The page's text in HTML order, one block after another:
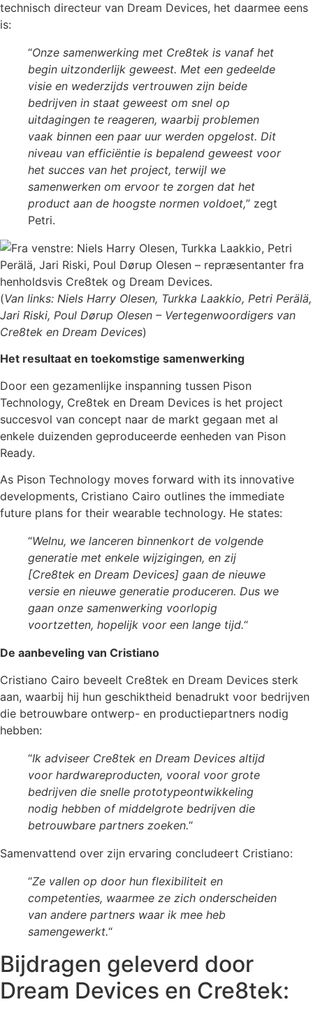
technisch directeur van Dream Devices, het daarmee eens
is:
“Onze samenwerking met Cre8tek is vanaf het
begin uitzonderlijk geweest. Met een gedeelde
visie en wederzijds vertrouwen zijn beide
bedrijven in staat geweest om snel op
uitdagingen te reageren, waarbij problemen
vaak binnen een paar uur werden opgelost. Dit
niveau van efficiëntie is bepalend geweest voor
het succes van het project, terwijl we
samenwerken om ervoor te zorgen dat het
product aan de hoogste normen voldoet,” zegt
Petri.
(Van links: Niels Harry Olesen, Turkka Laakkio, Petri Perälä,
Jari Riski, Poul Dørup Olesen – Vertegenwoordigers van
Cre8tek en Dream Devices)
Het resultaat en toekomstige samenwerking
Door een gezamenlijke inspanning tussen Pison
Technology, Cre8tek en Dream Devices is het project
succesvol van concept naar de markt gegaan met al
enkele duizenden geproduceerde eenheden van Pison
Ready.
As Pison Technology moves forward with its innovative
developments, Cristiano Cairo outlines the immediate
future plans for their wearable technology. He states:
“Welnu, we lanceren binnenkort de volgende
generatie met enkele wijzigingen, en zij
[Cre8tek en Dream Devices] gaan de nieuwe
versie en nieuwe generatie produceren. Dus we
gaan onze samenwerking voorlopig
voortzetten, hopelijk voor een lange tijd.“
De aanbeveling van Cristiano
Cristiano Cairo beveelt Cre8tek en Dream Devices sterk
aan, waarbij hij hun geschiktheid benadrukt voor bedrijven
die betrouwbare ontwerp- en productiepartners nodig
hebben:
“Ik adviseer Cre8tek en Dream Devices altijd
voor hardwareproducten, vooral voor grote
bedrijven die snelle prototypeontwikkeling
nodig hebben of middelgrote bedrijven die
betrouwbare partners zoeken.“
Samenvattend over zijn ervaring concludeert Cristiano:
“Ze vallen op door hun flexibiliteit en
competenties, waarmee ze zich onderscheiden
van andere partners waar ik mee heb
samengewerkt.“
Bijdragen geleverd door
Dream Devices en Cre8tek: